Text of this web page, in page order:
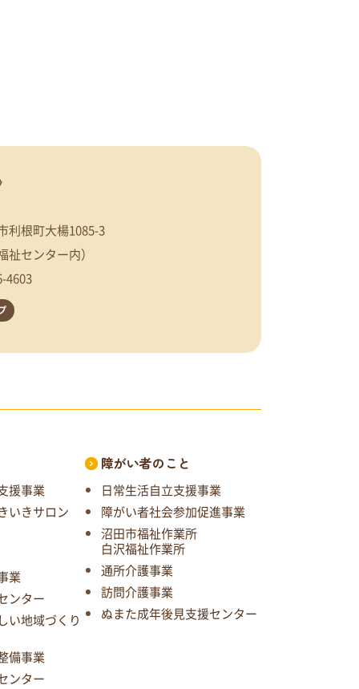
利根町大楊1085-3
祉センター内）
4603
援事業
いきサロン
業
ンター
い地域づくり
備事業
ンター
障がい者のこと
日常生活自立支援事業
障がい者社会参加促進事業
沼田市福祉作業所
白沢福祉作業所
通所介護事業
訪問介護事業
ぬまた成年後見支援センター